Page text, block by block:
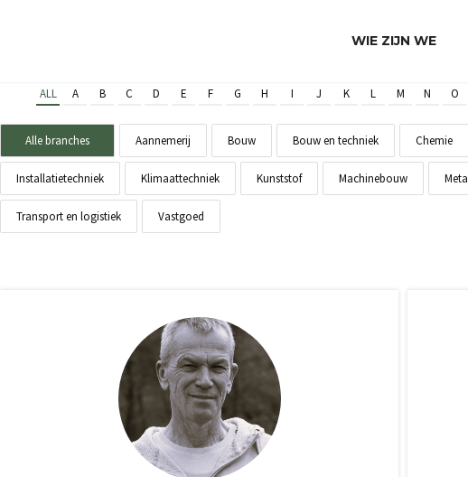
WIE ZIJN WE
ALL A B C D E F G H I J K L M N O
Alle branches Aannemerij Bouw Bouw en techniek Chemie
Installatietechniek Klimaattechniek Kunststof Machinebouw
Transport en logistiek Vastgoed